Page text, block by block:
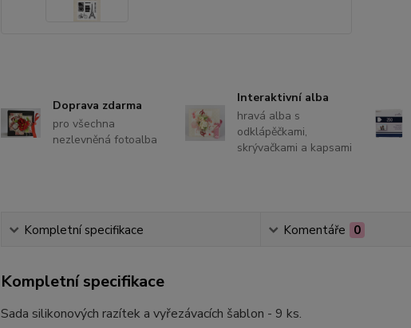
Doprava zdarma
pro všechna
nezlevněná fotoalba
Interaktivní alba
hravá alba s
odklápěčkami,
skrývačkami a kapsami
Kompletní specifikace Komentáře 0
Kompletní specifikace
Sada silikonových razítek a vyřezávacích šablon - 9 ks.